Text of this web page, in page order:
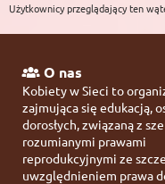
Użytkownicy przeglądający ten
O nas
Kobiety w Sieci to
zajmująca się edukacją,
dorosłych, związaną z
rozumianymi prawami
reprodukcyjnymi ze
uwzględnieniem prawa